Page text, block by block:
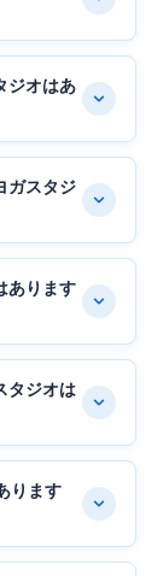
ジオはあ
ガスタジ
あります
タジオは
ります